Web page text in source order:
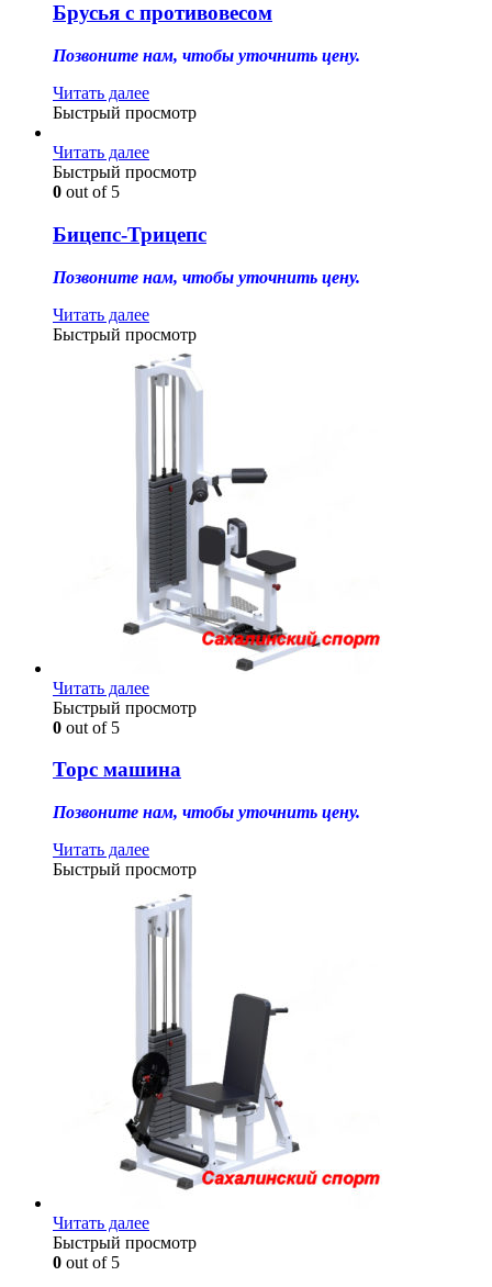
Брусья с противовесом
Позвоните нам, чтобы уточнить цену.
Читать далее
Быстрый просмотр
Читать далее
Быстрый просмотр
0 out of 5
Бицепс-Трицепс
Позвоните нам, чтобы уточнить цену.
Читать далее
Быстрый просмотр
Читать далее
Быстрый просмотр
0 out of 5
Торс машина
Позвоните нам, чтобы уточнить цену.
Читать далее
Быстрый просмотр
Читать далее
Быстрый просмотр
0 out of 5